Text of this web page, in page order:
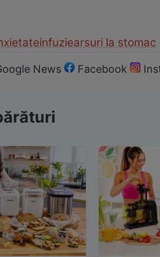
infuziearsuri la stomac
News Facebook